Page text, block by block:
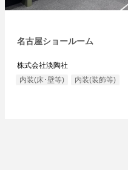
名古屋ショールーム
株式会社淡陶社
内装(床･壁等)
内装(装飾等)